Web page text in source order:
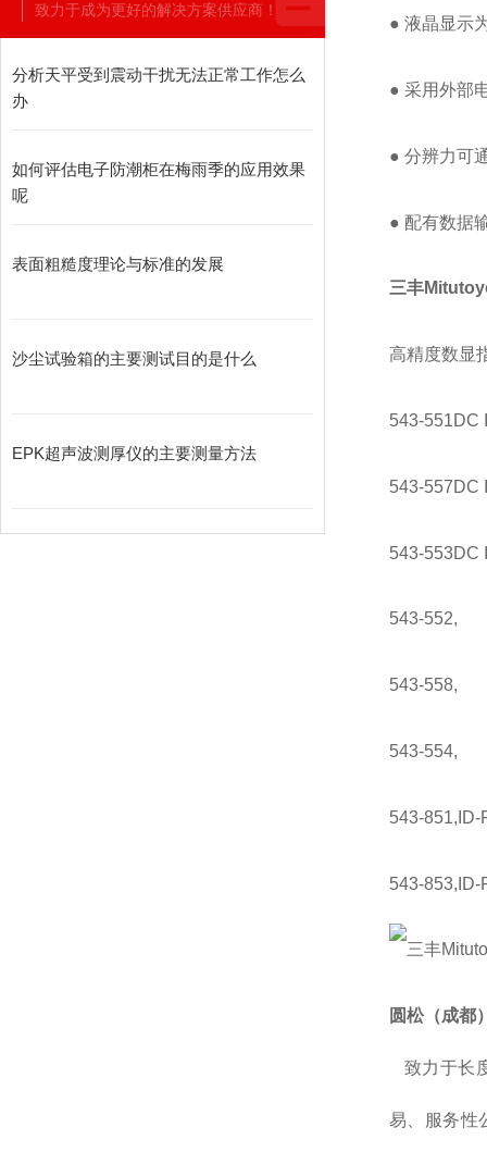
致力于成为更好的解决方案供应商！
分析天平受到震动干扰无法正常工作怎么
办
如何评估电子防潮柜在梅雨季的应用效果
呢
表面粗糙度理论与标准的发展
沙尘试验箱的主要测试目的是什么
EPK超声波测厚仪的主要测量方法
● 液晶显示
● 采用外部
● 分辨力可
● 配有数据
三丰
高精度数显
543-551DC
543-557DC
543-553DC
543-552,
543-558,
543-554,
543-851,ID-
543-853,ID-
圆松（成都
致力于长
易、服务性